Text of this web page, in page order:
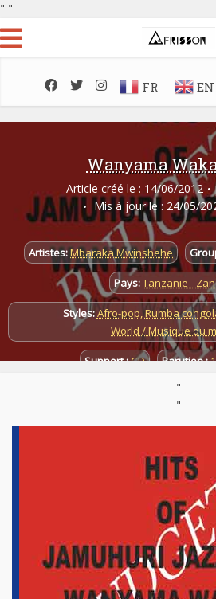
" "
FR EN
Wanyama
Article créé le : 14/06/2012
Mis à jour le : 24/05/
Artistes:Mbaraka Mwinshehe
Pays:Tanzanie -
Styles:Afro-pop,Rumba
World / Musique du
Support :CD Parution :
"
"